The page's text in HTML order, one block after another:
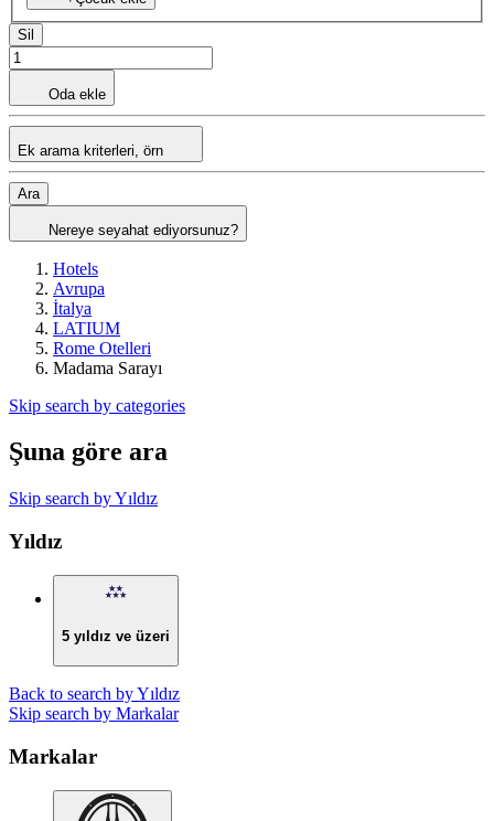
Sil
Oda ekle
Ek arama kriterleri, örn
Ara
Nereye seyahat ediyorsunuz?
Hotels
Avrupa
İtalya
LATIUM
Rome Otelleri
Madama Sarayı
Skip search by categories
Şuna göre ara
Skip search by Yıldız
Yıldız
5 yıldız ve üzeri
Back to search by Yıldız
Skip search by Markalar
Markalar